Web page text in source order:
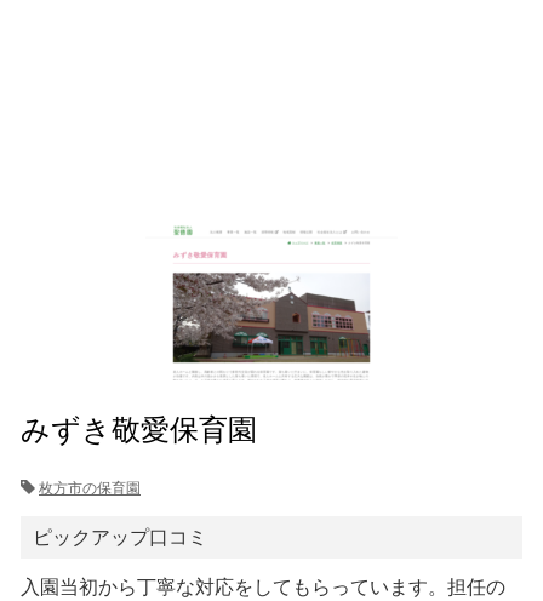
みずき敬愛保育園
枚方市の保育園
ピックアップ口コミ
入園当初から丁寧な対応をしてもらっています。担任の